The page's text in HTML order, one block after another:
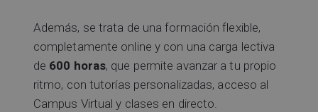
Además, se trata de una formación flexible,
completamente online y con una carga lectiva
de 600 horas, que permite avanzar a tu propio
ritmo, con tutorías personalizadas, acceso al
Campus Virtual y clases en directo.